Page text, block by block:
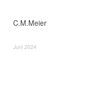
C.M.Meier
Juni 2024